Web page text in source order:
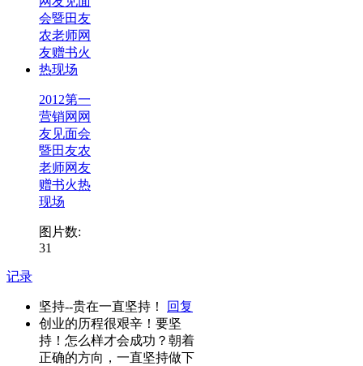
2012第一
营销网网
友见面会
暨田友农
老师网友
赠书火热
现场
图片数:
31
记录
坚持--贵在一直坚持！
回复
创业的历程很艰辛！要坚
持！怎么样才会成功？朝着
正确的方向，一直坚持做下